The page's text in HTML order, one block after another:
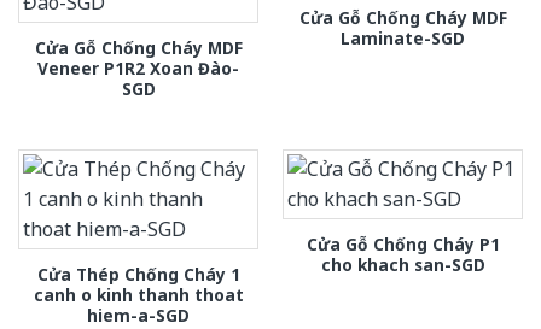
Cửa Gỗ Chống Cháy MDF
Veneer P1R2 Xoan Đào-
SGD
Cửa Gỗ Chống Cháy MDF
Laminate-SGD
Cửa Thép Chống Cháy 1
canh o kinh thanh thoat
hiem-a-SGD
Cửa Gỗ Chống Cháy P1
cho khach san-SGD